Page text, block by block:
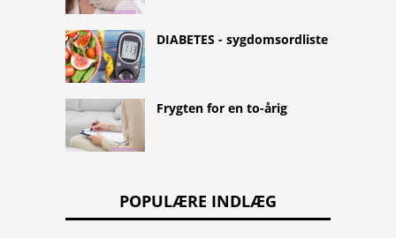
DIABETES - sygdomsordliste
Frygten for en to-årig
POPULÆRE INDLÆG